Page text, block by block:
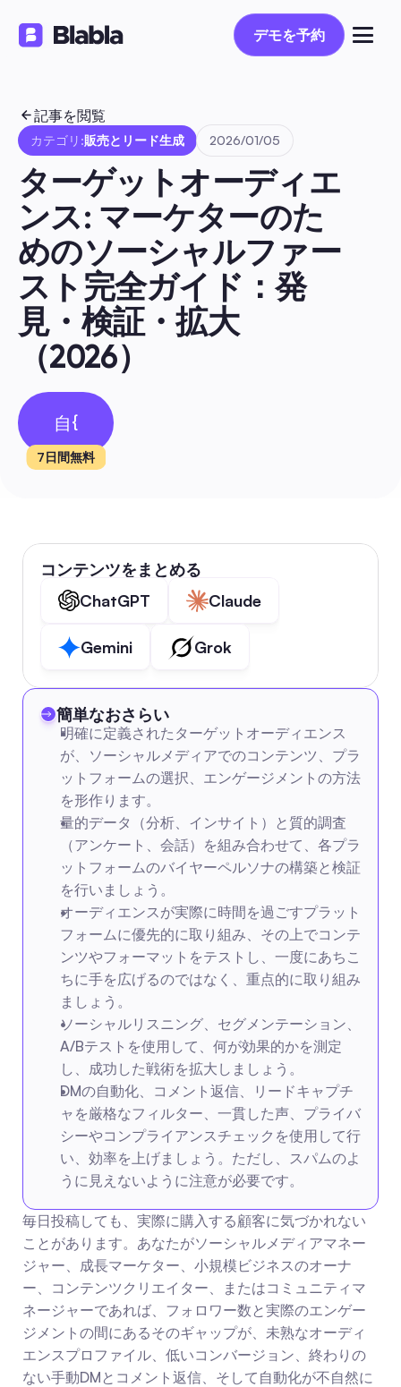
デモを予約
デモを予約
記事を閲覧
カテゴリ:販売とリード生成 2026/01/05
ターゲットオーディエ
ンス: マーケターのた
めのソーシャルファー
スト完全ガイド：発
見・検証・拡大
（2026）
自{
7日間無料
コンテンツをまとめる
ChatGPT
Claude
Gemini Grok
簡単なおさらい
明確に定義されたターゲットオーディエンス
が、ソーシャルメディアでのコンテンツ、プラ
ットフォームの選択、エンゲージメントの方法
を形作ります。
量的データ（分析、インサイト）と質的調査
（アンケート、会話）を組み合わせて、各プラ
ットフォームのバイヤーペルソナの構築と検証
を行いましょう。
オーディエンスが実際に時間を過ごすプラット
フォームに優先的に取り組み、その上でコンテ
ンツやフォーマットをテストし、一度にあちこ
ちに手を広げるのではなく、重点的に取り組み
ましょう。
ソーシャルリスニング、セグメンテーション、
A/Bテストを使用して、何が効果的かを測定
し、成功した戦術を拡大しましょう。
DMの自動化、コメント返信、リードキャプチ
ャを厳格なフィルター、一貫した声、プライバ
シーやコンプライアンスチェックを使用して行
い、効率を上げましょう。ただし、スパムのよ
うに見えないように注意が必要です。
毎日投稿しても、実際に購入する顧客に気づかれない
ことがあります。あなたがソーシャルメディアマネー
ジャー、成長マーケター、小規模ビジネスのオーナ
ー、コンテンツクリエイター、またはコミュニティマ
ネージャーであれば、フォロワー数と実際のエンゲー
ジメントの間にあるそのギャップが、未熟なオーディ
エンスプロファイル、低いコンバージョン、終わりの
ない手動DMとコメント返信、そして自動化が不自然に